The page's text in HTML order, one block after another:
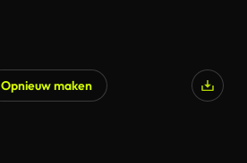
Opnieuw maken